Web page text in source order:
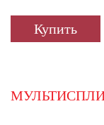
Купить